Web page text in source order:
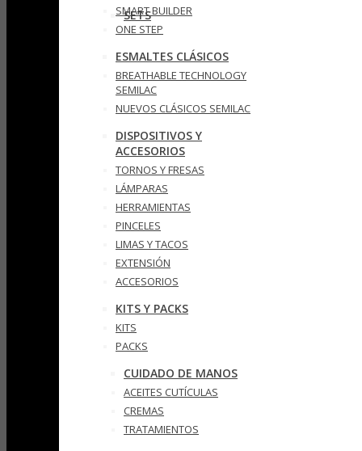
SETS
SMART BUILDER
ONE STEP
ESMALTES CLÁSICOS
BREATHABLE TECHNOLOGY
SEMILAC
NUEVOS CLÁSICOS SEMILAC
DISPOSITIVOS Y
ACCESORIOS
TORNOS Y FRESAS
LÁMPARAS
HERRAMIENTAS
PINCELES
LIMAS Y TACOS
EXTENSIÓN
ACCESORIOS
KITS Y PACKS
KITS
PACKS
CUIDADO DE MANOS
ACEITES CUTÍCULAS
CREMAS
TRATAMIENTOS